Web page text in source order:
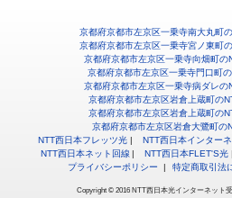
京都府京都市左京区一乗寺南大丸町
京都府京都市左京区一乗寺宮ノ東町
京都府京都市左京区一乗寺向畑町の
京都府京都市左京区一乗寺門口町
京都府京都市左京区一乗寺病ダレの
京都府京都市左京区岩倉上蔵町の
京都府京都市左京区岩倉上蔵町の
京都府京都市左京区岩倉大鷺町の
NTT西日本フレッツ光
NTT西日本インター
NTT西日本ネット回線
NTT西日本FLET'S光
プライバシーポリシー
特定商取引法
Copyright © 2016 NTT西日本光インターネット